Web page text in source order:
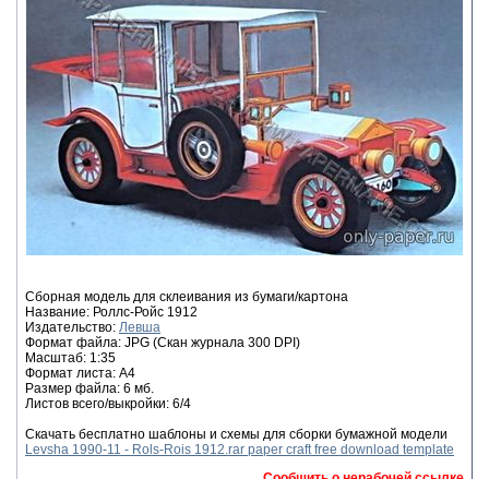
Сборная модель для склеивания из бумаги/картона
Название: Роллс-Ройс 1912
Издательство: Левша
Формат файла: JPG (Скан журнала 300 DPI)
Масштаб: 1:35
Формат листа: А4
Размер файла: 6 мб.
Листов всего/выкройки: 6/4
Скачать бесплатно шаблоны и схемы для сборки бумажной модели
Levsha 1990-11 - Rols-Rois 1912.rar paper craft free download template